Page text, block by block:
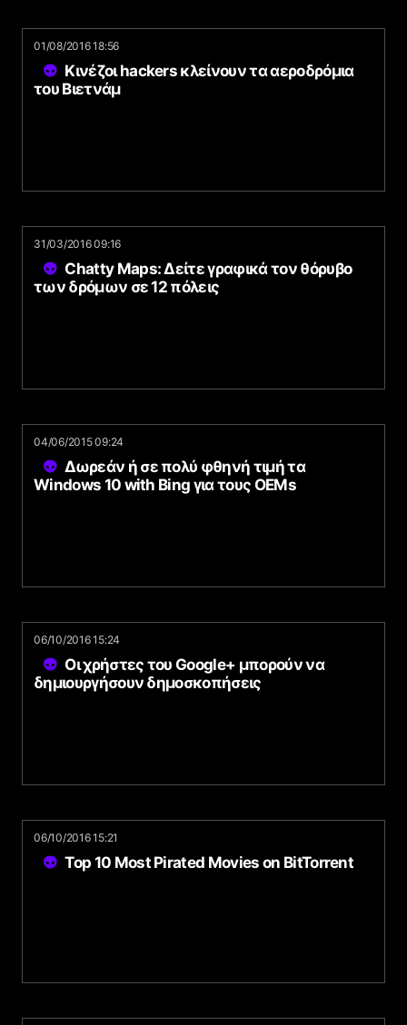
01/08/2016 18:56
Κινέζοι hackers κλείνουν τα αεροδρόμια
του Βιετνάμ
31/03/2016 09:16
Chatty Maps: Δείτε γραφικά τον θόρυβο
των δρόμων σε 12 πόλεις
04/06/2015 09:24
Δωρεάν ή σε πολύ φθηνή τιμή τα
Windows 10 with Bing για τους OEMs
06/10/2016 15:24
Οι χρήστες του Google+ μπορούν να
δημιουργήσουν δημοσκοπήσεις
06/10/2016 15:21
Top 10 Most Pirated Movies on BitTorrent